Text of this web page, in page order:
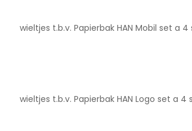
wieltjes t.b.v. Papierbak HAN Mobil set a 4
wieltjes t.b.v. Papierbak HAN Logo set a 4